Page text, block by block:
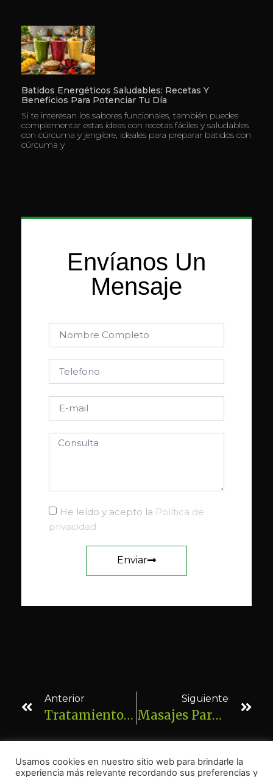
Batidos Energéticos Saludables: Recetas Y
Beneficios Para Potenciar Tu Día
Si te interesan los sabores funcionales, también puedes
complementar estas ideas con recetas fáciles y saludables
con cúrcuma y jengibre, ideales para preparar batidos con
cúrcuma y
Envíanos Un
Mensaje
He leído y acepto la Política de
privacidad
Enviar
Anterior
Tratamientos Alternativos Para Prevenir El Lipedema
Siguiente
Masajes Para Prevenir El Lipedema
Usamos cookies en nuestro sitio web para brindarle la
experiencia más relevante recordando sus preferencias y